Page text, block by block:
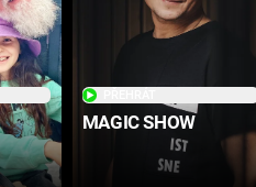
MAGIC SHOW